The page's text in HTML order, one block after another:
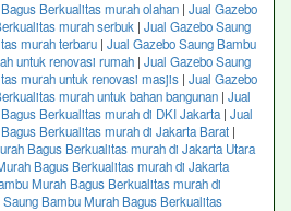
Berkualitas murah olahan | Jual Gazebo
murah serbuk | Jual Gazebo Saung
murah terbaru | Jual Gazebo Saung Bambu
untuk renovasi rumah | Jual Gazebo Saung
murah untuk renovasi masjis | Jual Gazebo
murah untuk bahan bangunan | Jual
Berkualitas murah di DKI Jakarta | Jual
Berkualitas murah di Jakarta Barat |
Bagus Berkualitas murah di Jakarta Utara
Bagus Berkualitas murah di Jakarta
Murah Bagus Berkualitas murah di
Bambu Murah Bagus Berkualitas